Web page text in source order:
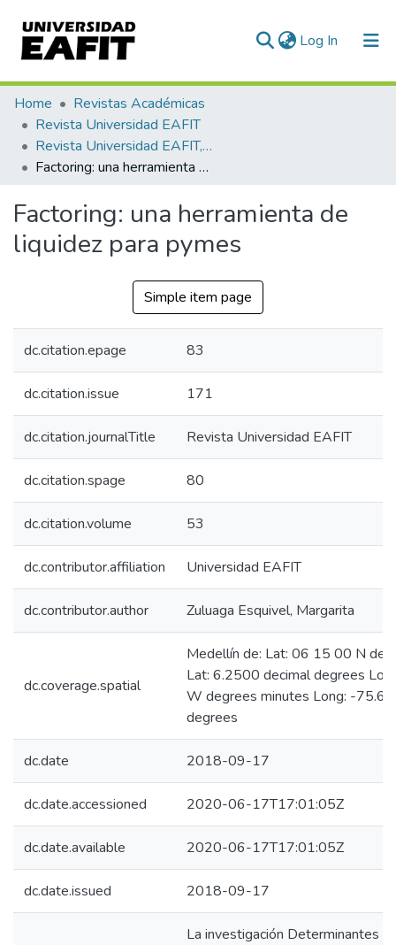
Log In (current)
Communities & Collections
All of DSpace
Statistics
Home
Revistas Académicas
Revista Universidad EAFIT
Revista Universidad EAFIT, Vol. 53, Núm. 171 (2018)
Factoring: una herramienta de liquidez para pymes
Factoring: una herramienta de
liquidez para pymes
Simple item page
dc.citation.epage 83
dc.citation.issue 171
dc.citation.journalTitle Revista Universidad EAFIT
dc.citation.spage 80
dc.citation.volume 53
dc.contributor.affiliation Universidad EAFIT
dc.contributor.author Zuluaga Esquivel, Margarita
dc.coverage.spatial
Medellín de: Lat: 06 15 00 N
Lat: 6.2500 decimal degrees
W degrees minutes Long: -
degrees
dc.date 2018-09-17
dc.date.accessioned 2020-06-17T17:01:05Z
dc.date.available 2020-06-17T17:01:05Z
dc.date.issued 2018-09-17
​La investigación Determinantes